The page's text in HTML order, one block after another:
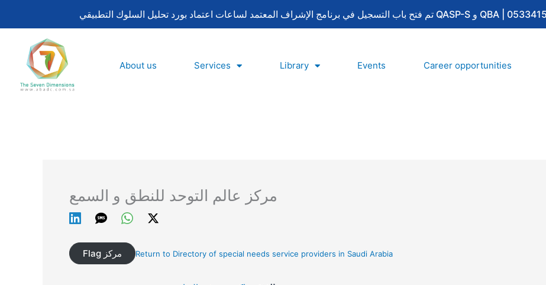
About us Services Library Events Career opportunities
مركز عالم التوحد للنطق و السمع
Flag مركز Return to Directory of special needs service providers in Saudi Arabia